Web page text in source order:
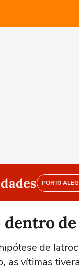
PORTO
de
de
as vítimas